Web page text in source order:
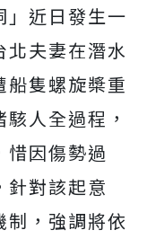
」近日發生一
北夫妻在潛水
隻螺旋槳重
人全過程，
惜因傷勢過
針對該起意
制，強調將依